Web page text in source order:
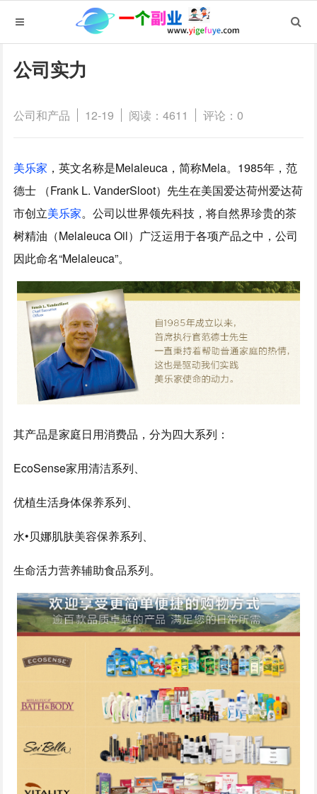
公司实力
公司和产品 12-19 阅读：4611 评论：0
美乐家 ，英文名称是Melaleuca，简称Mela。1985年，范
德士 （Frank L. VanderSloot）先生在美国爱达荷州爱达荷
市创立美乐家。公司以世界领先科技，将自然界珍贵的茶
树精油（Melaleuca Oil）广泛运用于各项产品之中，公司
因此命名“Melaleuca”。
其产品是家庭日用消费品，分为四大系列：
EcoSense家用清洁系列、
优植生活身体保养系列、
水•贝娜肌肤美容保养系列、
生命活力营养辅助食品系列。